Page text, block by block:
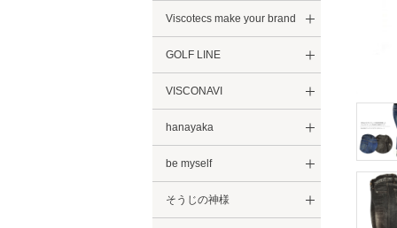
Viscotecs make your brand
GOLF LINE
VISCONAVI
hanayaka
be myself
そうじの神様